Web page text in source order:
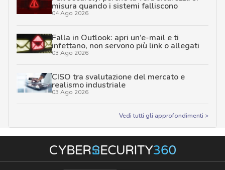
misura quando i sistemi falliscono
04 Ago 2026
Falla in Outlook: apri un’e-mail e ti
infettano, non servono più link o allegati
03 Ago 2026
CISO tra svalutazione del mercato e
realismo industriale
03 Ago 2026
Vedi tutti gli approfondimenti >